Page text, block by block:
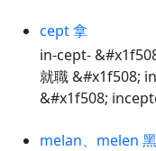
cept 拿
in-cept-
就職 &#x1f508;
&#x1f508;
melan、melen 黑